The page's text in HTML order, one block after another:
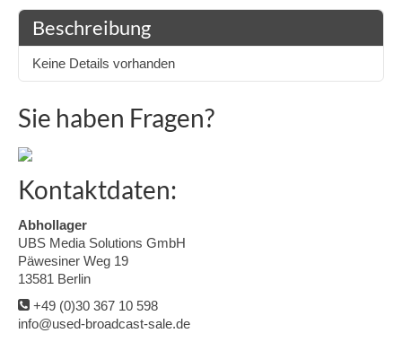
Beschreibung
Keine Details vorhanden
Sie haben Fragen?
Kontaktdaten:
Abhollager
UBS Media Solutions GmbH
Päwesiner Weg 19
13581 Berlin
+49 (0)30 367 10 598
info@used-broadcast-sale.de